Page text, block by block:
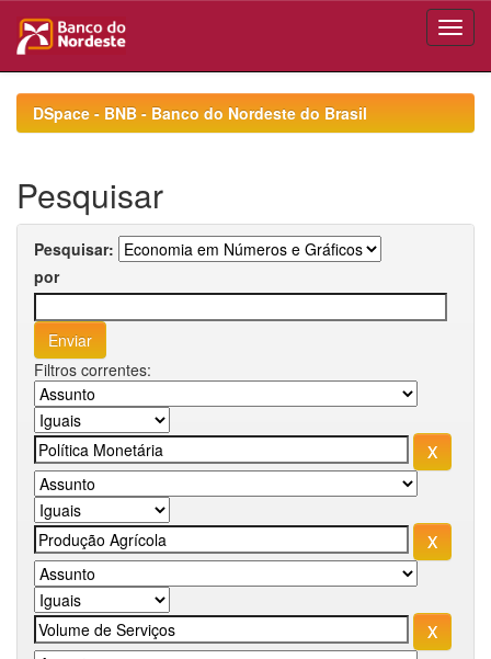
navigationDSpace - BNB - Banco do Nordeste do Brasil
Pesquisar
Pesquisar:
por
Filtros correntes: